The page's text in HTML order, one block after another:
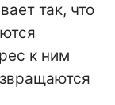
так, что
к ним